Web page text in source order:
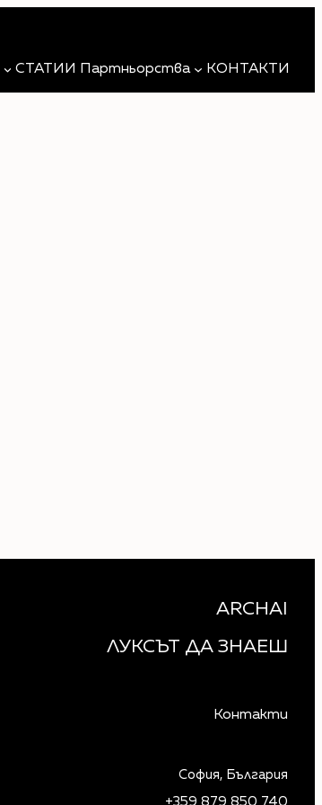
СТАТИИ Партньорства КОНТАКТИ
ARCHAI
ЛУКСЪТ ДА ЗНАЕШ
Контакти
София, България
+359 879 850 740